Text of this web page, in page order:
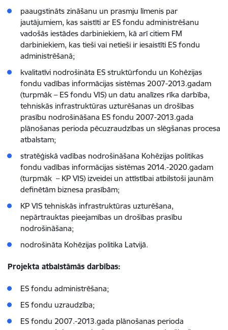
paaugstināts zināšanu un prasmju līmenis par
jautājumiem, kas saistīti ar ES fondu administrēšanu
vadošās iestādes darbiniekiem, kā arī citiem FM
darbiniekiem, kas tieši vai netieši ir iesaistīti ES fondu
administrēšanā;
kvalitatīvi nodrošināta ES struktūrfondu un Kohēzijas
fondu vadības informācijas sistēmas 2007-2013.gadam
(turpmāk – ES fondu VIS) un datu analīzes rīka darbība,
tehniskās infrastruktūras uzturēšanas un drošības
prasību nodrošināšana ES fondu 2007-2013.gada
plānošanas perioda pēcuzraudzības un slēgšanas procesa
atbalstam;
stratēģiskā vadības nodrošināšana Kohēzijas politikas
fondu vadības informācijas sistēmas 2014.-2020.gadam
(turpmāk – KP VIS) izveidei un attīstībai atbilstoši jaunām
definētām biznesa prasībām;
KP VIS tehniskās infrastruktūras uzturēšana,
nepārtrauktas pieejamības un drošības prasību
nodrošināšana;
nodrošināta Kohēzijas politika Latvijā.
Projekta atbalstāmās darbības:
ES fondu administrēšana;
ES fondu uzraudzība;
ES fondu 2007.-2013.gada plānošanas perioda